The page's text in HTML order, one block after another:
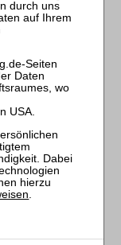
aufgeführten
Begriff eines
erfüllen, stets als
der
die Verengung
ambulante
einbezogen
jedoch lediglich